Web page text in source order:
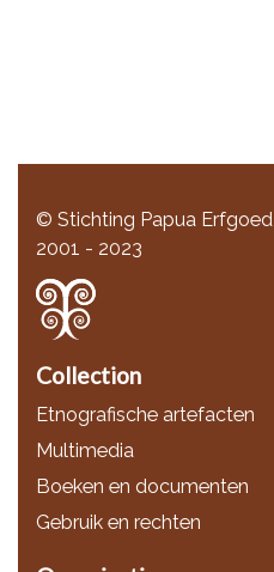
© Stichting Papua Erfgoed
2001 - 2023
Collection
Etnografische artefacten
Multimedia
Boeken en documenten
Gebruik en rechten